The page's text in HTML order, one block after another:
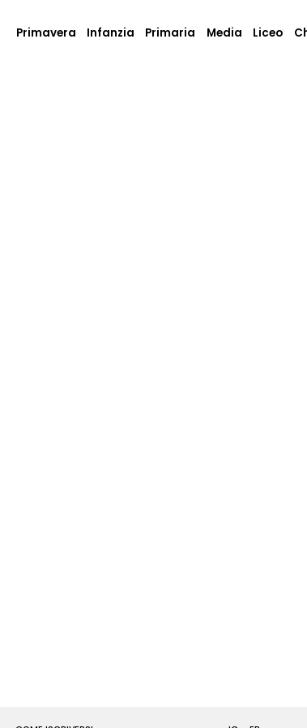
Primavera Infanzia Primaria Media Liceo